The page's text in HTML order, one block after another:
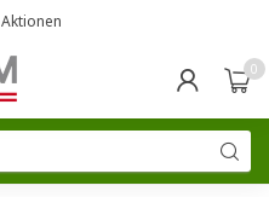
Aktionen
0